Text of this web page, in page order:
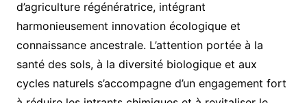
d’agriculture régénératrice, intégrant
harmonieusement innovation écologique et
connaissance ancestrale. L’attention portée à la
santé des sols, à la diversité biologique et aux
cycles naturels s’accompagne d’un engagement fort